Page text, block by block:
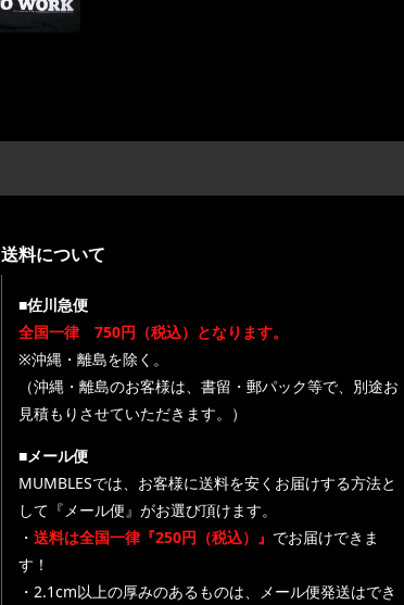
送料について
■佐川急便
全国一律 750円（税込）となります。
※沖縄・離島を除く。
（沖縄・離島のお客様は、書留・郵パック等で、別途お
見積もりさせていただきます。）
■メール便
MUMBLESでは、お客様に送料を安くお届けする方法と
して『メール便』がお選び頂けます。
・ 送料は全国一律『250円（税込）』 でお届けできま
す！
・2.1cm以上の厚みのあるものは、メール便発送はでき